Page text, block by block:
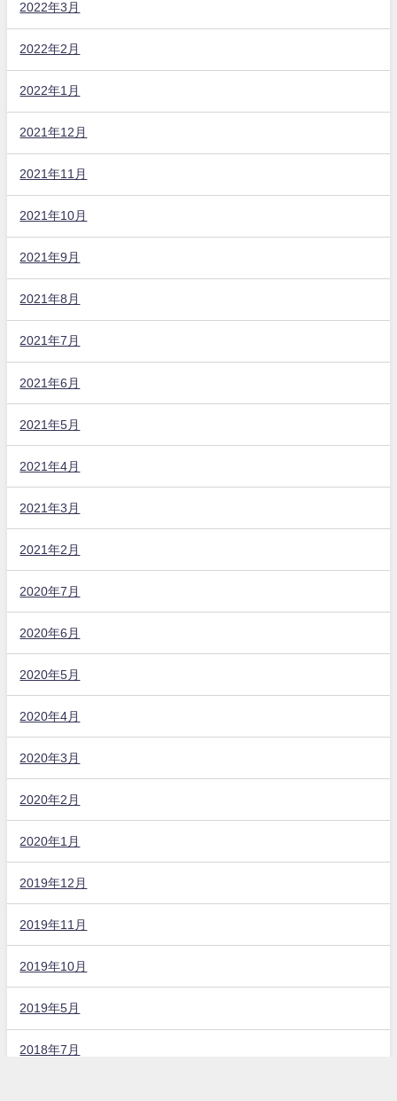
2022年3月
2022年2月
2022年1月
2021年12月
2021年11月
2021年10月
2021年9月
2021年8月
2021年7月
2021年6月
2021年5月
2021年4月
2021年3月
2021年2月
2020年7月
2020年6月
2020年5月
2020年4月
2020年3月
2020年2月
2020年1月
2019年12月
2019年11月
2019年10月
2019年5月
2018年7月